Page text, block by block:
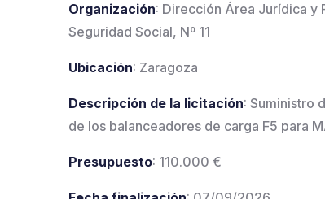
Organización: Dirección Área Jurídica y
Seguridad Social, Nº 11
Ubicación: Zaragoza
Descripción de la licitación: Suministro
de los balanceadores de carga F5 para
Presupuesto: 110.000 €